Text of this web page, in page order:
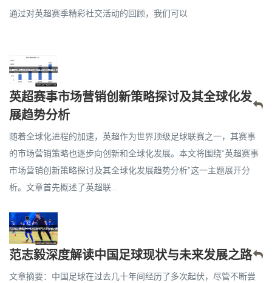
通过对英超赛季精彩社交活动的回顾，我们可以
英超赛事市场营销创新策略探讨及其全球化发
展趋势分析
随着全球化进程的加速，英超作为世界顶级足球联赛之一，其赛事
的市场营销策略也逐步向创新和全球化发展。本文将围绕“英超赛事
市场营销创新策略探讨及其全球化发展趋势分析”这一主题展开分
析。文章首先概述了英超联...
范志毅深度解读中国足球现状与未来发展之路
文章摘要：中国足球在过去几十年间经历了多次起伏，尽管不断尝